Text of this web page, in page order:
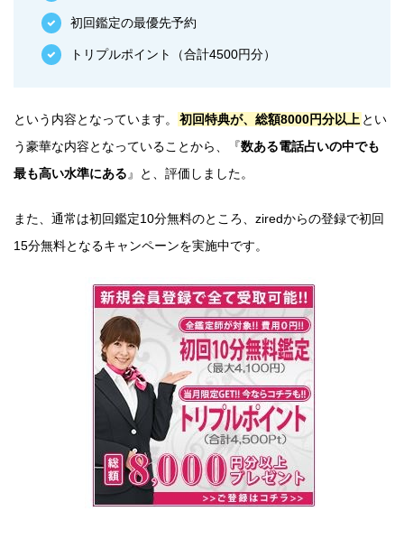
初回鑑定の最優先予約
トリプルポイント（合計4500円分）
という内容となっています。 初回特典が、総額8000円分以上 とい
う豪華な内容となっていることから、『数ある電話占いの中でも
最も高い水準にある』と、評価しました。
また、通常は初回鑑定10分無料のところ、ziredからの登録で初回
15分無料となるキャンペーンを実施中です。